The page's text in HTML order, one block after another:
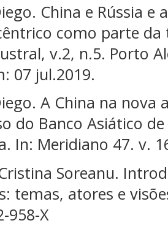
China e Rússia
como parte da
v.2, n.5. Porto
07 jul.2019.
A China na
do Banco Asiático
In: Meridiano 47. v.
Soreanu.
temas, atores e
958-X